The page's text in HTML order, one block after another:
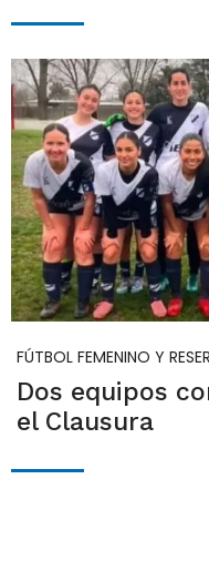
FÚTBOL FEMENINO Y
Dos equipos
el Clausura